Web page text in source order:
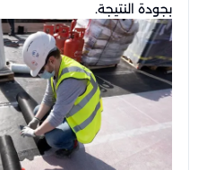
بجودة النتيجة.